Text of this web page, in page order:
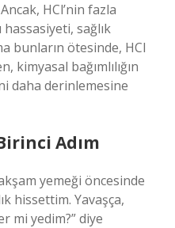
HCl’nin fazla
sağlık
bunların ötesinde, HCl
kimyasal bağımlılığın
daha derinlemesine
Adım
yemeği öncesinde
hissettim. Yavaşça,
mi yedim?” diye